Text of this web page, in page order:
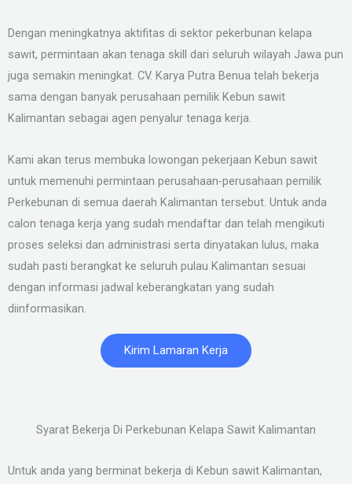
Dengan meningkatnya aktifitas di sektor pekerbunan kelapa
sawit, permintaan akan tenaga skill dari seluruh wilayah Jawa pun
juga semakin meningkat. CV. Karya Putra Benua telah bekerja
sama dengan banyak perusahaan pemilik Kebun sawit
Kalimantan sebagai agen penyalur tenaga kerja.
Kami akan terus membuka lowongan pekerjaan Kebun sawit
untuk memenuhi permintaan perusahaan-perusahaan pemilik
Perkebunan di semua daerah Kalimantan tersebut. Untuk anda
calon tenaga kerja yang sudah mendaftar dan telah mengikuti
proses seleksi dan administrasi serta dinyatakan lulus, maka
sudah pasti berangkat ke seluruh pulau Kalimantan sesuai
dengan informasi jadwal keberangkatan yang sudah
diinformasikan.
Kirim Lamaran Kerja
Syarat Bekerja Di Perkebunan Kelapa Sawit Kalimantan
Untuk anda yang berminat bekerja di Kebun sawit Kalimantan,